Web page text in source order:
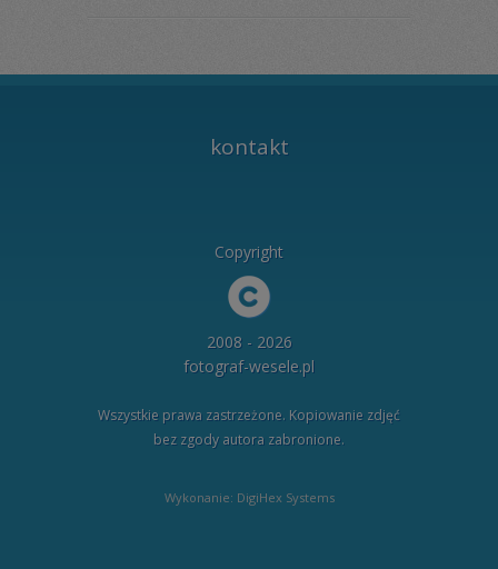
kontakt
Copyright
2008 - 2026
fotograf-wesele.pl
Wszystkie prawa zastrzeżone. Kopiowanie zdjęć
bez zgody autora zabronione.
Wykonanie: DigiHex Systems